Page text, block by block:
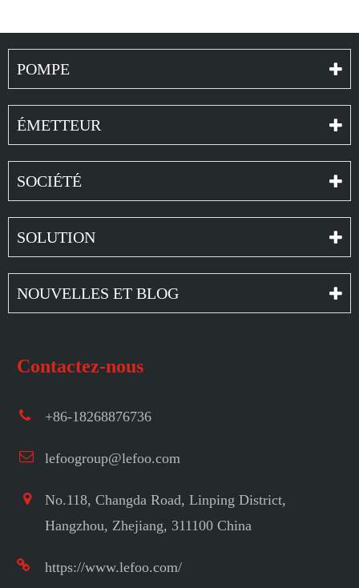
POMPE
ÉMETTEUR
SOCIÉTÉ
SOLUTION
NOUVELLES ET BLOG
Contactez-nous
+86-18268876736
lefoogroup@lefoo.com
No.118, Changda Road, Linping District,
Hangzhou, Zhejiang, 311100 China
https://www.lefoo.com/